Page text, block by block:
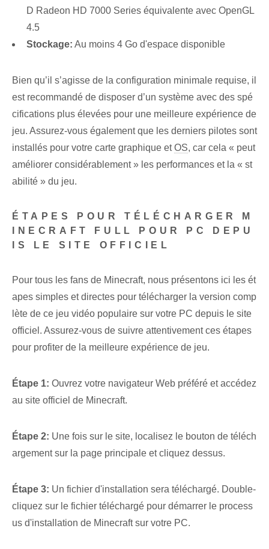
D Radeon HD 7000 Series équivalente avec OpenGL‍
4.5
Stockage: Au moins 4 Go d'espace disponible
Bien qu’il s’agisse de la configuration minimale requise, il
est recommandé de disposer d’un système avec des spé
cifications plus élevées pour une meilleure expérience de
jeu. Assurez-vous également que les derniers pilotes⁢ sont
installés pour votre carte graphique etOS, car cela « peut
améliorer considérablement » les performances et la « st
abilité » du jeu.
ÉTAPES POUR TÉLÉCHARGER M
INECRAFT FULL POUR PC DEPU
IS LE SITE OFFICIEL
Pour tous les fans de Minecraft, nous présentons ici les ét
apes simples et directes pour télécharger la version comp
lète de ce jeu vidéo populaire sur votre PC depuis le site
officiel. Assurez-vous de suivre attentivement ces étapes
pour profiter de la meilleure expérience de jeu.
Étape 1: Ouvrez votre ⁤navigateur Web‍ préféré et accédez
au site officiel de Minecraft.
Étape 2: Une fois sur le site, localisez le bouton de téléch
argement sur la page principale et cliquez dessus.
Étape 3: Un fichier d'installation sera téléchargé. Double-
cliquez sur le fichier téléchargé pour démarrer le process
us d'installation de Minecraft sur votre PC.